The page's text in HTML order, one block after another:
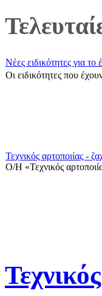
Νέες ειδικότητες για
Οι ειδικότητες που
Τεχνικός αρτοποιίας -
Ο/Η «Τεχνικός